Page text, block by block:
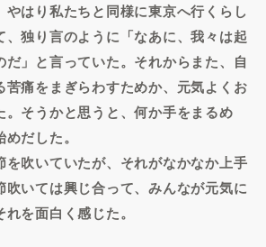
やはり私たちと同様に東京へ行くらし
、独り言のように「なあに、我々は起
だ」と言っていた。それからまた、自
苦痛をまぎらわすためか、元気よくお
。そうかと思うと、何か手をまるめ
だした。
吹いていたが、それがなかなか上手
吹いては興じ合って、みんなが元気に
を面白く感じた。